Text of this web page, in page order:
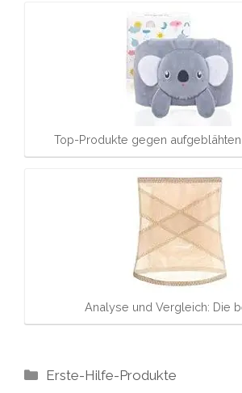
Top-Produkte gegen aufgeblähten
Analyse und Vergleich: Die
Kategorien
Erste-Hilfe-Produkte